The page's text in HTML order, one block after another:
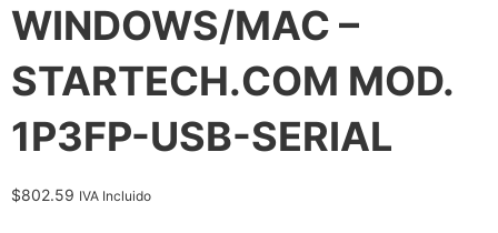
WINDOWS/MAC –
STARTECH.COM MOD.
1P3FP-USB-SERIAL
$802.59 IVA Incluido